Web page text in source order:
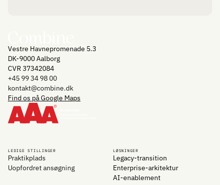
Vestre Havnepromenade 5.3
DK-9000 Aalborg
CVR 37342084
+45 99 34 98 00
kontakt@combine.dk
Find os på Google Maps
LEDIGE STILLINGER
Praktikplads
Uopfordret ansøgning
LØSNINGER
Legacy-transition
Enterprise-arkitektur
AI-enablement